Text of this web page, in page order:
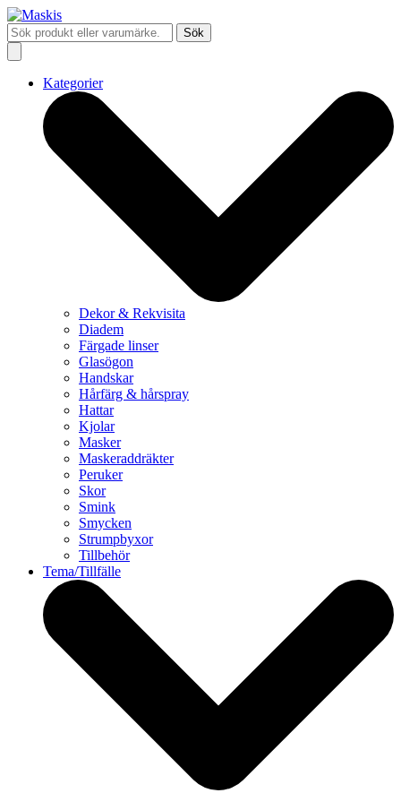
Sök
Kategorier
Dekor & Rekvisita
Diadem
Färgade linser
Glasögon
Handskar
Hårfärg & hårspray
Hattar
Kjolar
Masker
Maskeraddräkter
Peruker
Skor
Smink
Smycken
Strumpbyxor
Tillbehör
Tema/Tillfälle